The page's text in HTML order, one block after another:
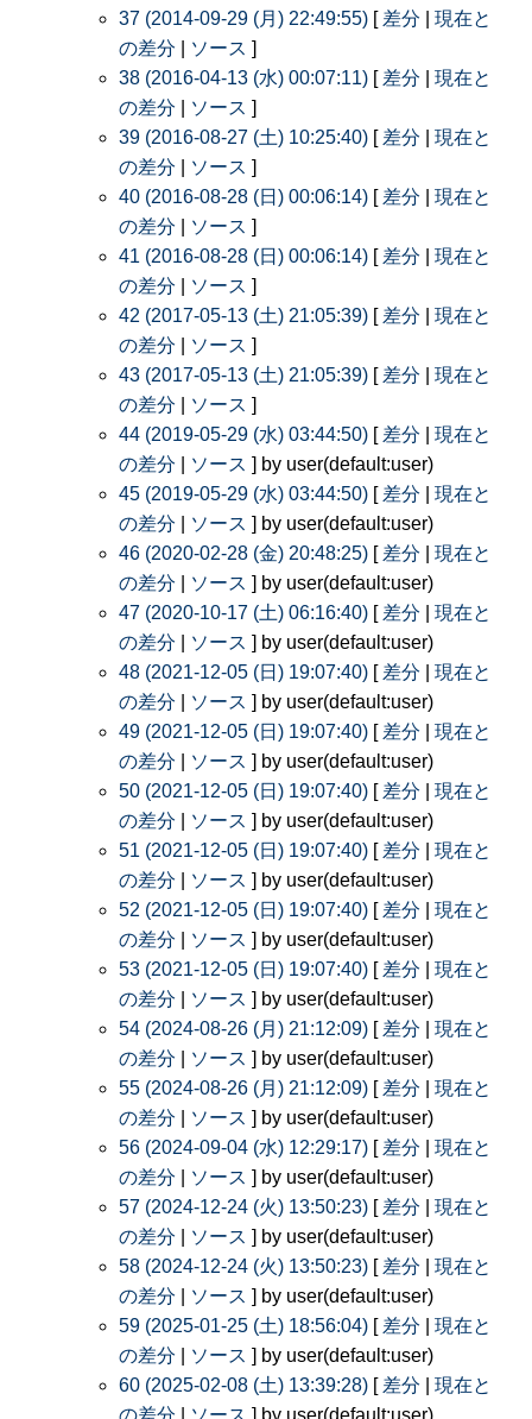
37 (2014-09-29 (月) 22:49:55) [ 差分
現在と
の差分
ソース ]
38 (2016-04-13 (水) 00:07:11) [ 差分
現在と
の差分
ソース ]
39 (2016-08-27 (土) 10:25:40) [ 差分
現在と
の差分
ソース ]
40 (2016-08-28 (日) 00:06:14) [ 差分
現在と
の差分
ソース ]
41 (2016-08-28 (日) 00:06:14) [ 差分
現在と
の差分
ソース ]
42 (2017-05-13 (土) 21:05:39) [ 差分
現在と
の差分
ソース ]
43 (2017-05-13 (土) 21:05:39) [ 差分
現在と
の差分
ソース ]
44 (2019-05-29 (水) 03:44:50) [ 差分
現在と
の差分
ソース ] by user(default:user)
45 (2019-05-29 (水) 03:44:50) [ 差分
現在と
の差分
ソース ] by user(default:user)
46 (2020-02-28 (金) 20:48:25) [ 差分
現在と
の差分
ソース ] by user(default:user)
47 (2020-10-17 (土) 06:16:40) [ 差分
現在と
の差分
ソース ] by user(default:user)
48 (2021-12-05 (日) 19:07:40) [ 差分
現在と
の差分
ソース ] by user(default:user)
49 (2021-12-05 (日) 19:07:40) [ 差分
現在と
の差分
ソース ] by user(default:user)
50 (2021-12-05 (日) 19:07:40) [ 差分
現在と
の差分
ソース ] by user(default:user)
51 (2021-12-05 (日) 19:07:40) [ 差分
現在と
の差分
ソース ] by user(default:user)
52 (2021-12-05 (日) 19:07:40) [ 差分
現在と
の差分
ソース ] by user(default:user)
53 (2021-12-05 (日) 19:07:40) [ 差分
現在と
の差分
ソース ] by user(default:user)
54 (2024-08-26 (月) 21:12:09) [ 差分
現在と
の差分
ソース ] by user(default:user)
55 (2024-08-26 (月) 21:12:09) [ 差分
現在と
の差分
ソース ] by user(default:user)
56 (2024-09-04 (水) 12:29:17) [ 差分
現在と
の差分
ソース ] by user(default:user)
57 (2024-12-24 (火) 13:50:23) [ 差分
現在と
の差分
ソース ] by user(default:user)
58 (2024-12-24 (火) 13:50:23) [ 差分
現在と
の差分
ソース ] by user(default:user)
59 (2025-01-25 (土) 18:56:04) [ 差分
現在と
の差分
ソース ] by user(default:user)
60 (2025-02-08 (土) 13:39:28) [ 差分
現在と
の差分
ソース ] by user(default:user)